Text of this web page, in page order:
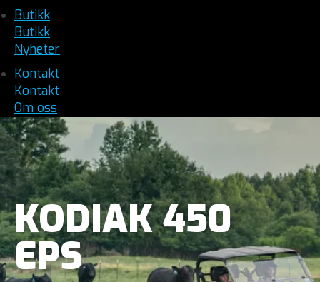
Butikk
Butikk
Nyheter
Kontakt
Kontakt
Om oss
KODIAK 450
EPS